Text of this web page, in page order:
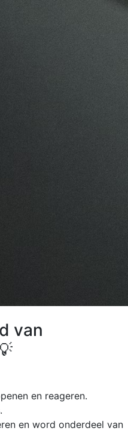
van
en reageren.
en word onderdeel van